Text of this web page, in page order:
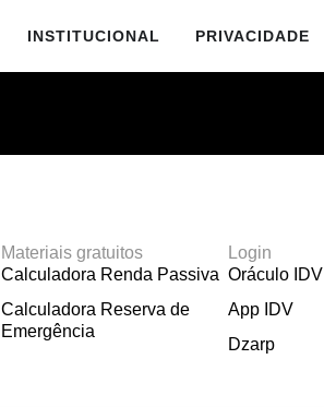
INSTITUCIONAL PRIVACIDADE
Materiais gratuitos
Calculadora Renda Passiva
Calculadora Reserva de
Emergência
Login
Oráculo IDV
App IDV
Dzarp